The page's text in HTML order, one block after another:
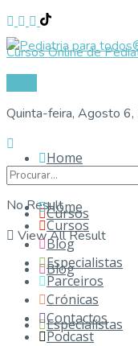
Cursos Online de
Quinta-feira, Agosto
No Result
View All Result
Home
Cursos
Blog
Especialistas
Home
Cursos
Blog
Especialistas
Parceiros
Crónicas
Contactos
Podcast